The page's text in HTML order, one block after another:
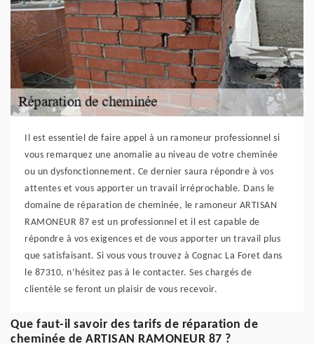
Il est essentiel de faire appel à un ramoneur professionnel si
vous remarquez une anomalie au niveau de votre cheminée
ou un dysfonctionnement. Ce dernier saura répondre à vos
attentes et vous apporter un travail irréprochable. Dans le
domaine de réparation de cheminée, le ramoneur ARTISAN
RAMONEUR 87 est un professionnel et il est capable de
répondre à vos exigences et de vous apporter un travail plus
que satisfaisant. Si vous vous trouvez à Cognac La Foret dans
le 87310, n’hésitez pas à le contacter. Ses chargés de
clientèle se feront un plaisir de vous recevoir.
Que faut-il savoir des tarifs de réparation de
cheminée de ARTISAN RAMONEUR 87 ?